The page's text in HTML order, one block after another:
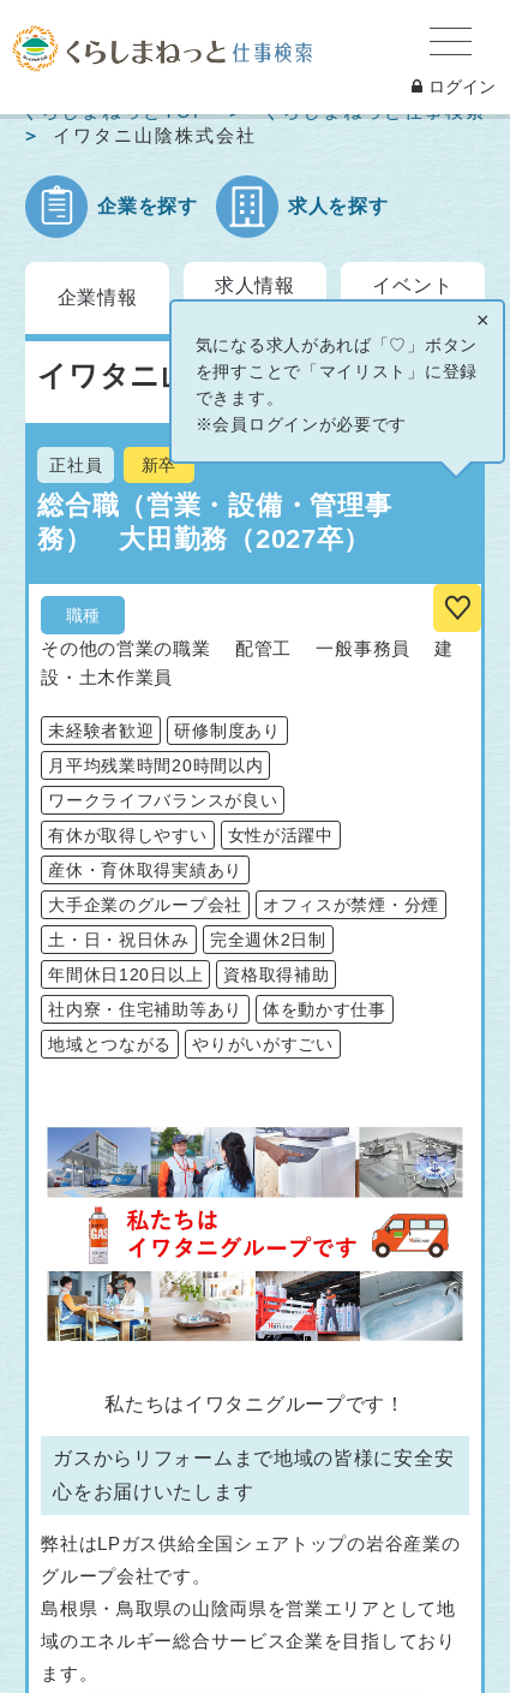
ログイン
くらしまねっとTOP
くらしまねっと仕事検索
イワタニ山陰株式会社
企業を探す 求人を探す
企業情報
求人情報
イベント
イワタニ山陰株式会社
正社員 新卒
総合職（営業・設備・管理事
務） 大田勤務（2027卒）
職種
その他の営業の職業 配管工 一般事務員 建
設・土木作業員
未経験者歓迎
研修制度あり
月平均残業時間20時間以内
ワークライフバランスが良い
有休が取得しやすい
女性が活躍中
産休・育休取得実績あり
大手企業のグループ会社
オフィスが禁煙・分煙
土・日・祝日休み
完全週休2日制
年間休日120日以上
資格取得補助
社内寮・住宅補助等あり
体を動かす仕事
地域とつながる
やりがいがすごい
私たちはイワタニグループです！
ガスからリフォームまで地域の皆様に安全安
心をお届けいたします
弊社はLPガス供給全国シェアトップの岩谷産業の
グループ会社です。
島根県・鳥取県の山陰両県を営業エリアとして地
域のエネルギー総合サービス企業を目指しており
ます。
×
気になる求人があれば「♡」ボタン
を押すことで「マイリスト」に登録
できます。
※会員ログインが必要です